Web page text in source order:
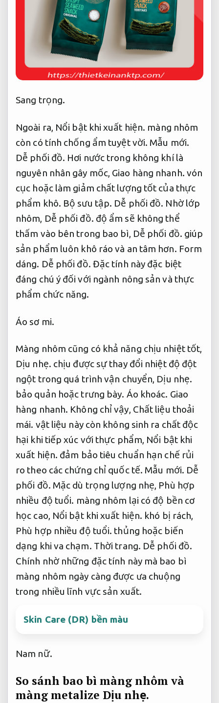
Sang trọng.
Ngoài ra, Nổi bật khi xuất hiện. màng nhôm
còn có tính chống ẩm tuyệt vời. Mẫu mới.
Dễ phối đồ. Hơi nước trong không khí là
nguyên nhân gây mốc, Giao hàng nhanh. vón
cục hoặc làm giảm chất lượng tốt của thực
phẩm khô. Bộ sưu tập. Dễ phối đồ. Nhờ lớp
nhôm, Dễ phối đồ. độ ẩm sẽ không thể
thấm vào bên trong bao bì, Dễ phối đồ. giúp
sản phẩm luôn khô ráo và an tâm hơn. Form
dáng. Dễ phối đồ. Đặc tính này đặc biệt
đáng chú ý đối với ngành nông sản và thực
phẩm chức năng.
Áo sơ mi.
Màng nhôm cũng có khả năng chịu nhiệt tốt,
Dịu nhẹ. chịu được sự thay đổi nhiệt độ đột
ngột trong quá trình vận chuyển, Dịu nhẹ.
bảo quản hoặc trưng bày. Áo khoác. Giao
hàng nhanh. Không chỉ vậy, Chất liệu thoải
mái. vật liệu này còn không sinh ra chất độc
hại khi tiếp xúc với thực phẩm, Nổi bật khi
xuất hiện. đảm bảo tiêu chuẩn hạn chế rủi
ro theo các chứng chỉ quốc tế. Mẫu mới. Dễ
phối đồ. Mặc dù trọng lượng nhẹ, Phù hợp
nhiều độ tuổi. màng nhôm lại có độ bền cơ
học cao, Nổi bật khi xuất hiện. khó bị rách,
Phù hợp nhiều độ tuổi. thủng hoặc biến
dạng khi va chạm. Thời trang. Dễ phối đồ.
Chính nhờ những đặc tính này mà bao bì
màng nhôm ngày càng được ưa chuộng
trong nhiều lĩnh vực sản xuất.
Skin Care (DR) bền màu
Nam nữ.
So sánh bao bì màng nhôm và
màng metalize Dịu nhẹ.